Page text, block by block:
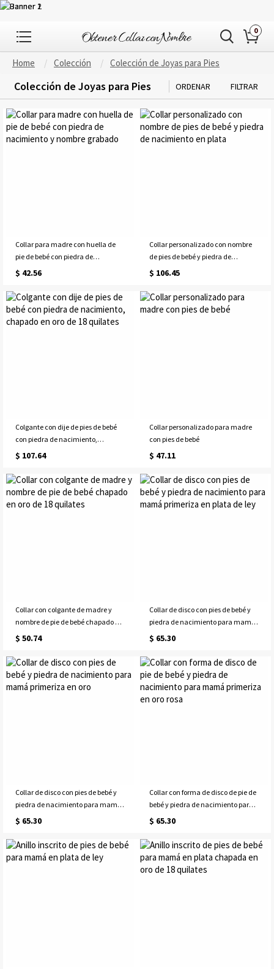
0
Home Colección Colección de Joyas para Pies
Colección de Joyas para Pies ORDENAR FILTRAR
Collar para madre con huella de
pie de bebé con piedra de
nacimiento y nombre grabado
$ 42.56
Collar personalizado con nombre
de pies de bebé y piedra de
nacimiento en plata
$ 106.45
Colgante con dije de pies de bebé
con piedra de nacimiento,
chapado en oro de 18 quilates
$ 107.64
Collar personalizado para madre
con pies de bebé
$ 47.11
Collar con colgante de madre y
nombre de pie de bebé chapado en
oro de 18 quilates
$ 50.74
Collar de disco con pies de bebé y
piedra de nacimiento para mamá
primeriza en plata de ley
$ 65.30
Collar de disco con pies de bebé y
piedra de nacimiento para mamá
primeriza en oro
$ 65.30
Collar con forma de disco de pie de
bebé y piedra de nacimiento para
mamá primeriza en oro rosa
$ 65.30